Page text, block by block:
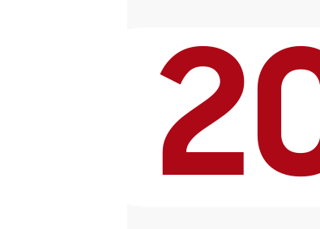
Ремонт гидросистемы
Ремонт кофемолки